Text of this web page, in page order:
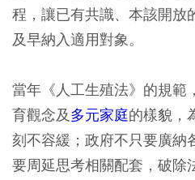
程，讓已有共識、本該開放
及早納入適用對象。
當年《人工生殖法》的規範
育觀念及多元家庭的樣貌，
刻不容緩；政府不只要廣納
要周延思考相關配套，破除